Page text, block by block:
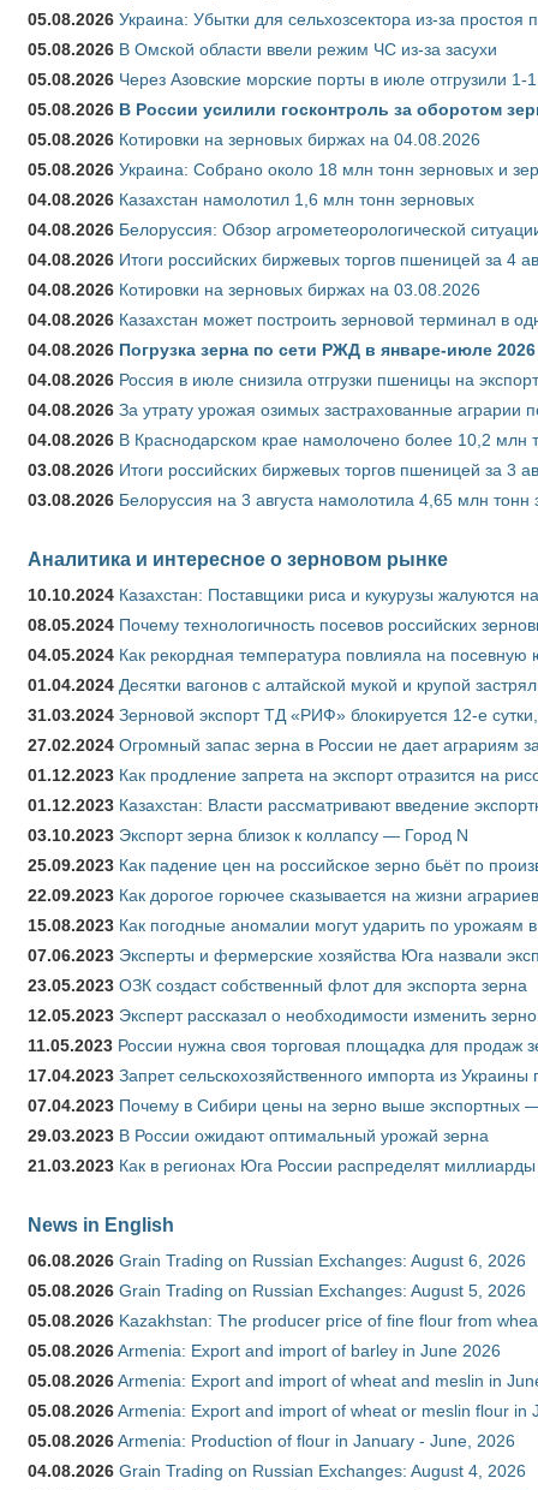
05.08.2026 Украина: Убытки для сельхозсектора из-за простоя
05.08.2026 В Омской области ввели режим ЧС из-за засухи
05.08.2026 Через Азовские морские порты в июле отгрузили
05.08.2026 В России усилили госконтроль за оборотом
05.08.2026 Котировки на зерновых биржах на 04.08.2026
05.08.2026 Украина: Собрано около 18 млн тонн зерновых и
04.08.2026 Казахстан намолотил 1,6 млн тонн зерновых
04.08.2026 Белоруссия: Обзор агрометеорологической
04.08.2026 Итоги российских биржевых торгов пшеницей за 4
04.08.2026 Котировки на зерновых биржах на 03.08.2026
04.08.2026 Казахстан может построить зерновой терминал в
04.08.2026 Погрузка зерна по сети РЖД в январе-июле
04.08.2026 Россия в июле снизила отгрузки пшеницы на
04.08.2026 За утрату урожая озимых застрахованные аграрии
04.08.2026 В Краснодарском крае намолочено более 10,2 млн
03.08.2026 Итоги российских биржевых торгов пшеницей за 3
03.08.2026 Белоруссия на 3 августа намолотила 4,65 млн тонн
Аналитика и интересное о зерновом рынке
10.10.2024 Казахстан: Поставщики риса и кукурузы жалуются
08.05.2024 Почему технологичность посевов российских
04.05.2024 Как рекордная температура повлияла на
01.04.2024 Десятки вагонов с алтайской мукой и крупой
31.03.2024 Зерновой экспорт ТД «РИФ» блокируется 12-е
27.02.2024 Огромный запас зерна в России не дает аграриям
01.12.2023 Как продление запрета на экспорт отразится на
01.12.2023 Казахстан: Власти рассматривают введение
03.10.2023 Экспорт зерна близок к коллапсу — Город N
25.09.2023 Как падение цен на российское зерно бьёт по
22.09.2023 Как дорогое горючее сказывается на жизни аграриев
15.08.2023 Как погодные аномалии могут ударить по урожаям
07.06.2023 Эксперты и фермерские хозяйства Юга назвали
23.05.2023 ОЗК создаст собственный флот для экспорта зерна
12.05.2023 Эксперт рассказал о необходимости изменить
11.05.2023 России нужна своя торговая площадка для продаж
17.04.2023 Запрет сельскохозяйственного импорта из
07.04.2023 Почему в Сибири цены на зерно выше экспортных
29.03.2023 В России ожидают оптимальный урожай зерна
21.03.2023 Как в регионах Юга России распределят
News in English
06.08.2026 Grain Trading on Russian Exchanges: August 6, 2026
05.08.2026 Grain Trading on Russian Exchanges: August 5, 2026
05.08.2026 Kazakhstan: The producer price of fine flour from
05.08.2026Armenia: Export and import of barley in June 2026
05.08.2026Armenia: Export and import of wheat and meslin in
05.08.2026Armenia: Export and import of wheat or meslin flour in
05.08.2026Armenia: Production of flour in January - June, 2026
04.08.2026 Grain Trading on Russian Exchanges: August 4, 2026